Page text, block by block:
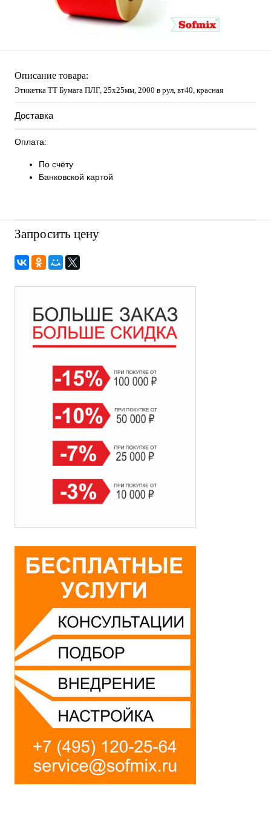
Описание товара:
Этикетка ТТ Бумага ПЛГ, 25х25мм, 2000 в рул, вт40, красная
Доставка
Оплата:
По счёту
Банковской картой
Запросить цену